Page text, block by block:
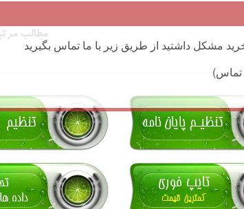
مطالب
مشکل داشتید از طریق زیر با ما تماس بگیرید